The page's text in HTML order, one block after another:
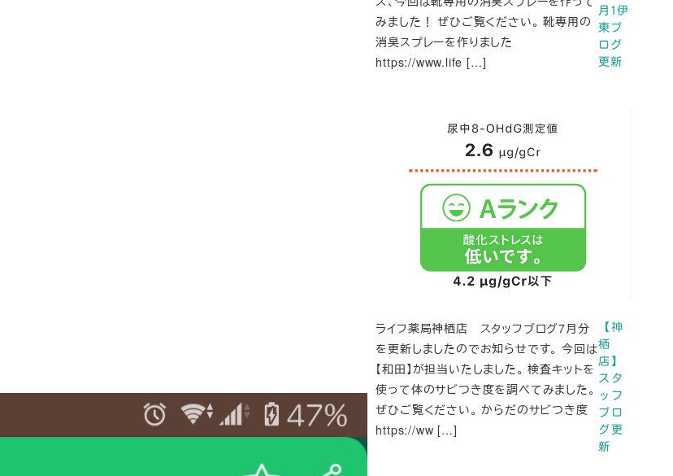
月1伊
東ブ
ログ
更新
みました！ ぜひご覧ください。 靴専用の
消臭スプレーを作りました
https://www.life […]
【神
栖
店】
スタ
ッフ
ブロ
グ更
新
ライフ薬局神栖店 スタッフブログ7月分
を更新しましたのでお知らせです。 今回は
【和田】が担当いたしました。 検査キットを
使って体のサビつき度を調べてみました。
ぜひご覧ください。 からだのサビつき度
https://ww […]